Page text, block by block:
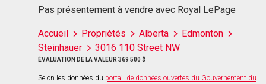
Pas présentement à vendre avec Royal LePage
Accueil Propriétés Alberta
Edmonton
Steinhauer
3016 110 Street NW
ÉVALUATION DE LA VALEUR 369 500 $
Selon les données du portail de données ouvertes du Gouvernement du